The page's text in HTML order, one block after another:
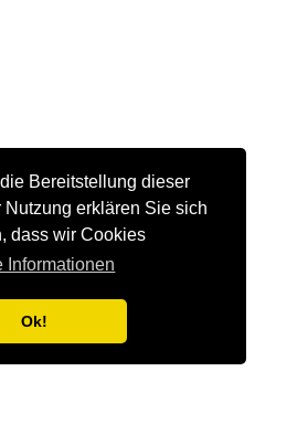
Bereitstellung dieser
Nutzung erklären Sie sich
dass wir Cookies
Informationen
Ok!